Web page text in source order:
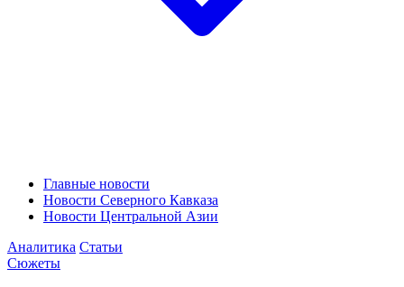
Главные новости
Новости Северного Кавказа
Новости Центральной Азии
Аналитика Статьи
Сюжеты